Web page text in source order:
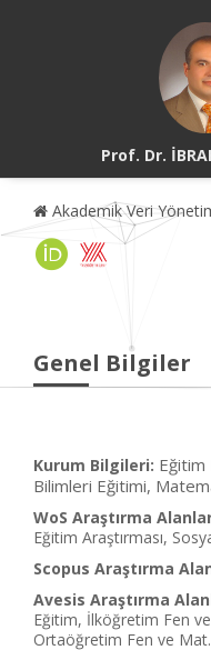
Prof. Dr.
Akademik Veri
Genel Bilgiler
Kurum Bilgileri: Eğitim
Bilimleri Eğitimi,
WoS Araştırma
Eğitim Araştırması,
Scopus Araştırma
Avesis Araştırma
Eğitim, İlköğretim Fen
Ortaöğretim Fen ve